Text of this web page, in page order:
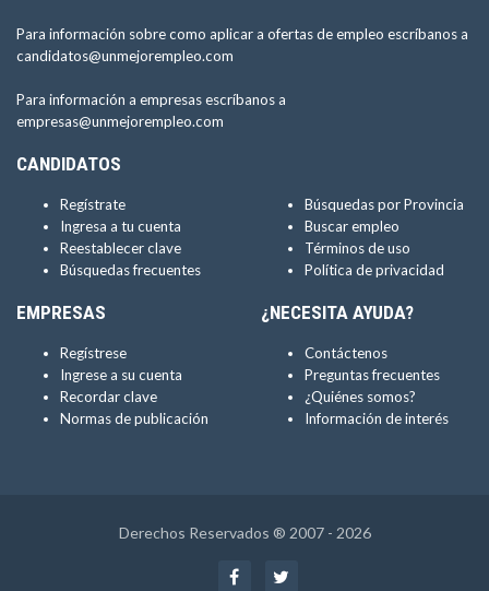
Para información sobre como aplicar a ofertas de empleo escríbanos a
candidatos@unmejorempleo.com
Para información a empresas escríbanos a
empresas@unmejorempleo.com
CANDIDATOS
Regístrate
Ingresa a tu cuenta
Reestablecer clave
Búsquedas frecuentes
Búsquedas por Provincia
Buscar empleo
Términos de uso
Política de privacidad
EMPRESAS
Regístrese
Ingrese a su cuenta
Recordar clave
Normas de publicación
¿NECESITA AYUDA?
Contáctenos
Preguntas frecuentes
¿Quiénes somos?
Información de interés
Derechos Reservados ® 2007 - 2026
Facebook